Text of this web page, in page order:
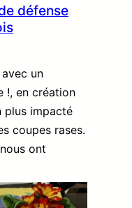
défense
un
!, en création
plus impacté
coupes rases.
ont